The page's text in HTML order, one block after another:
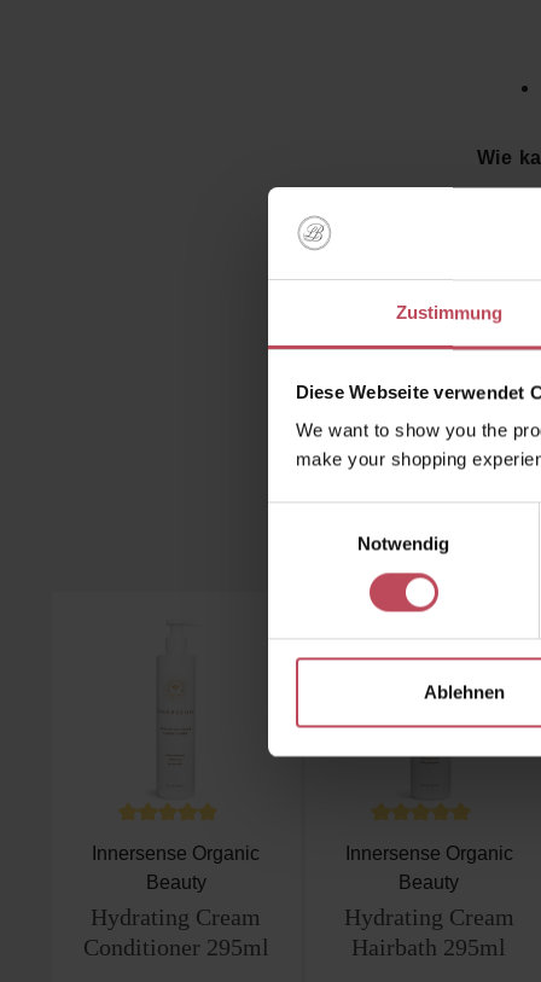
Zustimmung
Diese Webseite verwendet
We want to show you the
make your shopping
Notwendig
Ablehnen
Wie
Durchschnittliche Bewertung von 5 von 5 Sternen
Innersense Organic
Beauty
Hydrating Cream
Conditioner 295ml
Durchschnittliche
Innersense Organic
Beauty
Hydrating Cream
Hairbath 295ml